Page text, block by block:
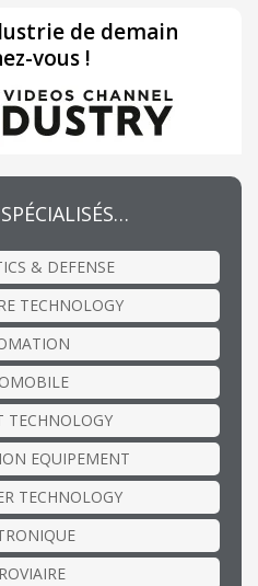
de demain
vous !
& DEFENSE
TECHNOLOGY
TECHNOLOGY
EQUIPEMENT
TECHNOLOGY